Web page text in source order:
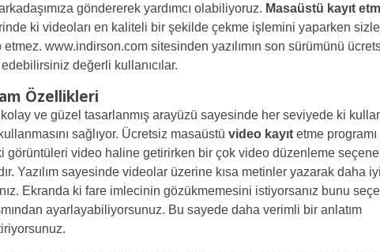
göndererek yardımcı olabiliyoruz. Masaüstü kayıt
ki videoları en kaliteli bir şekilde çekme işlemini yaparken
etmez. www.indirson.com sitesinden yazılımın son sürümünü
değerli kullanıcılar.
Özellikleri
ve güzel tasarlanmış arayüzü sayesinde her seviyede ki
sağlıyor. Ücretsiz masaüstü video kayıt etme
görüntüleri video haline getirirken bir çok video düzenleme
Yazılım sayesinde videolar üzerine kısa metinler yazarak daha
Ekranda ki fare imlecinin gözükmemesini istiyorsanız bunu
ayarlayabiliyorsunuz. Bu sayede daha verimli bir anlatım